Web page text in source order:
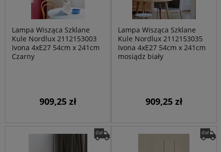
Lampa Wisząca Szklane
Kule Nordlux 2112153003
Ivona 4xE27 54cm x 241cm
Czarny
909,25 zł
Lampa Wisząca Szklane
Kule Nordlux 2112153035
Ivona 4xE27 54cm x 241cm
mosiądz biały
909,25 zł